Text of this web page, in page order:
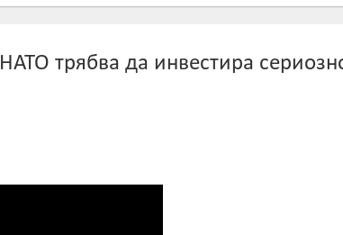
трябва да инвестира